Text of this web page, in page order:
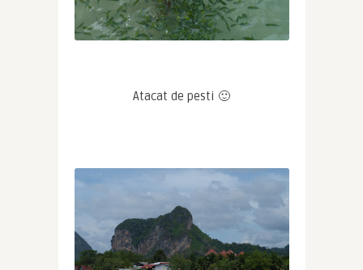
Atacat de pesti 🙂